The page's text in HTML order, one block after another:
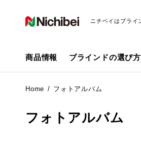
ニチベイはブライ
商品情報 ブラインドの選び方
Home フォトアルバム
フォトアルバム